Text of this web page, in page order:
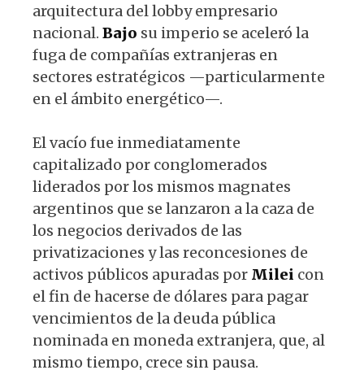
arquitectura del lobby empresario
nacional. Bajo su imperio se aceleró la
fuga de compañías extranjeras en
sectores estratégicos —particularmente
en el ámbito energético—.
El vacío fue inmediatamente
capitalizado por conglomerados
liderados por los mismos magnates
argentinos que se lanzaron a la caza de
los negocios derivados de las
privatizaciones y las reconcesiones de
activos públicos apuradas por Milei con
el fin de hacerse de dólares para pagar
vencimientos de la deuda pública
nominada en moneda extranjera, que, al
mismo tiempo, crece sin pausa.